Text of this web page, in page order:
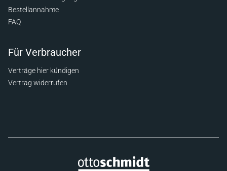
Bestellannahme
FAQ
Für Verbraucher
Verträge hier kündigen
Vertrag widerrufen